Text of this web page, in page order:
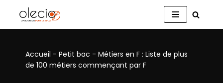
Aller
contenuAccueil - Petit bac - Métiers en F : Liste de plus
de 100 métiers commençant par F